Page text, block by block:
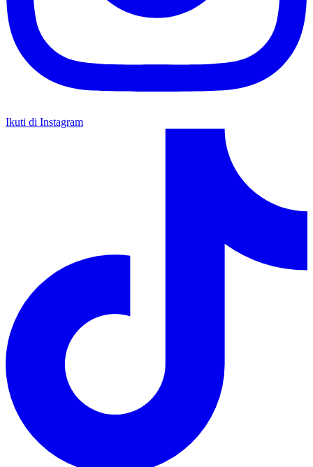
Ikuti di Instagram